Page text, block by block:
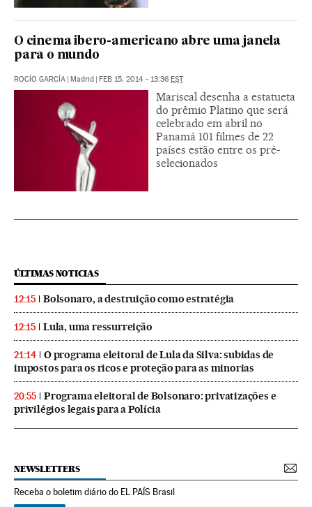
O cinema ibero-americano abre uma janela
para o mundo
ROCÍO GARCÍA | Madrid | FEB 15, 2014 - 13:36 EST
Mariscal desenha a estatueta
do prêmio Platino que será
celebrado em abril no
Panamá 101 filmes de 22
países estão entre os pré-
selecionados
ÚLTIMAS NOTICIAS
12:15 Bolsonaro, a destruição como estratégia
12:15 Lula, uma ressurreição
21:14
O programa eleitoral de Lula da Silva: subidas de
impostos para os ricos e proteção para as minorias
20:55
Programa eleitoral de Bolsonaro: privatizações e
privilégios legais para a Polícia
NEWSLETTERS
Receba o boletim diário do EL PAÍS Brasil